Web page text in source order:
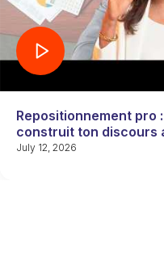
Repositionnement pro
construit ton discours
July 12, 2026